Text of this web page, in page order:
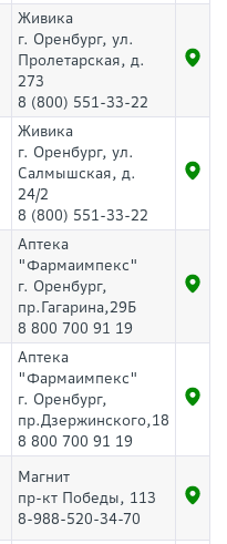
Живика
г. Оренбург, ул.
Пролетарская, д.
273
8 (800) 551-33-22
Живика
г. Оренбург, ул.
Салмышская, д.
24/2
8 (800) 551-33-22
Аптека
"Фармаимпекс"
г. Оренбург,
пр.Гагарина,29Б
8 800 700 91 19
Аптека
"Фармаимпекс"
г. Оренбург,
пр.Дзержинского,18
8 800 700 91 19
Магнит
пр-кт Победы, 113
8-988-520-34-70